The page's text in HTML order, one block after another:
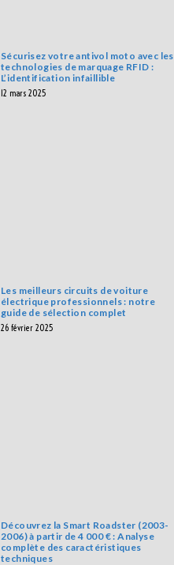
Sécurisez votre antivol moto avec les
technologies de marquage RFID :
L’identification infaillible
12 mars 2025
Les meilleurs circuits de voiture
électrique professionnels : notre
guide de sélection complet
26 février 2025
Découvrez la Smart Roadster (2003-
2006) à partir de 4 000 € : Analyse
complète des caractéristiques
techniques